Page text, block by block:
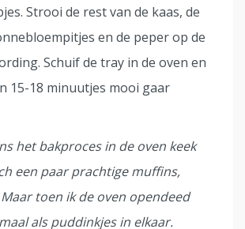
Strooi de rest van de kaas, de
en de peper op de
Schuif de tray in de oven en
15-18 minuutjes mooi gaar
het bakproces in de oven keek
een paar prachtige muffins,
toen ik de oven opendeed
als puddinkjes in elkaar.